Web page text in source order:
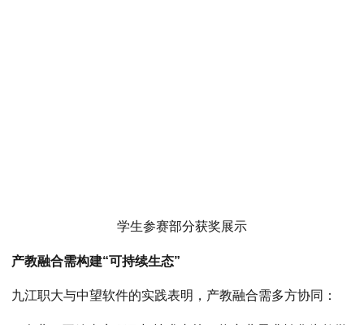
学生参赛部分获奖展示
产教融合需构建“可持续生态”
九江职大与中望软件的实践表明，产教融合需多方协同：